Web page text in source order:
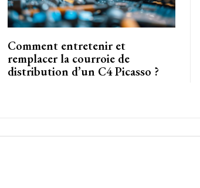
Comment entretenir et
remplacer la courroie de
distribution d’un C4 Picasso ?